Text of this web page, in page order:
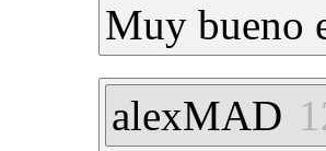
Muy bueno
alexMAD